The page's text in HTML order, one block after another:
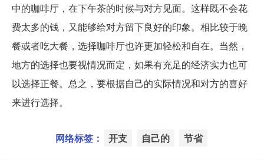
中的咖啡厅，在下午茶的时候与对方见面。这样既不会花
费太多的钱，又能够给对方留下良好的印象。相比较于晚
餐或者吃大餐，选择咖啡厅也许更加轻松和自在。当然，
地方的选择也要视情况而定，如果有充足的经济实力也可
以选择正餐。总之，要根据自己的实际情况和对方的喜好
来进行选择。
网络标签： 开支 自己的 节省